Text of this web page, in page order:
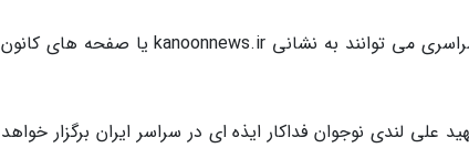
علاقه مندان برای اطلاع از برنامه ها و اکران های رایگان سراسری می توانند به نشانی kanoonnews.ir یا صفحه های کانون
از 16 تا 22 مهر1400، یادواره شهید علی لندی نوجوان فداکار ایذه ای در سراسر ایران برگزار خواهد